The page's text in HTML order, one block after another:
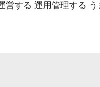
する 運用管理する